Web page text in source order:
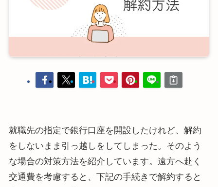
就職先の指定で銀行口座を開設したけれど、解約
をしないまま引っ越しをしてしまった。そのよう
な場合の対策方法を紹介しています。遠方へ赴く
交通費を考慮すると、下記の手続きで解約すると